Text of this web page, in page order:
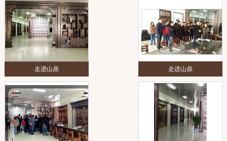
走进山鼎 走进山鼎